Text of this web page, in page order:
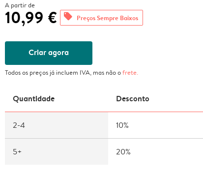
A partir de
10,99 € offers Preços Sempre Baixos
Criar agora
Todos os preços já incluem IVA, mas não ofrete.
Quantidade Desconto
2-4 10%
5+ 20%